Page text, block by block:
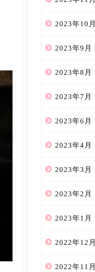
2023年10月
2023年9月
2023年8月
2023年7月
2023年6月
2023年4月
2023年3月
2023年2月
2023年1月
2022年12月
2022年11月